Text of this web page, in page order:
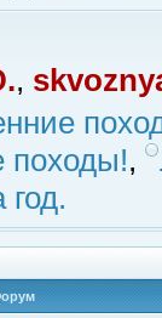
,
походы!,